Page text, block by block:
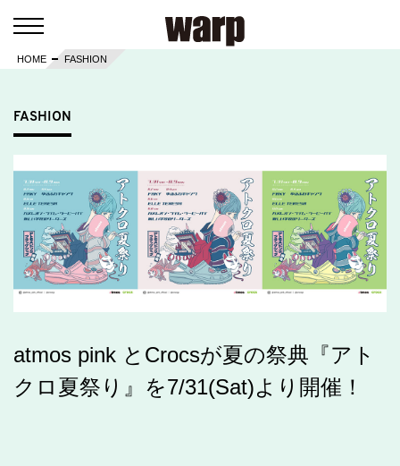
HOME FASHION
FASHION
atmos pink とCrocsが夏の祭典『アト
クロ夏祭り』を7/31(Sat)より開催！